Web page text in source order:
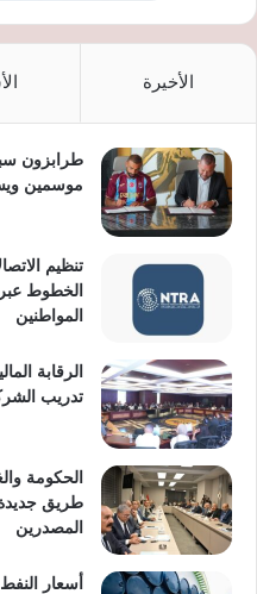
الأخيرة
طرابزون
موسمين
تنظيم
المواطنين
الرقابة
تدريب
الحكومة
طريق
المصدرين